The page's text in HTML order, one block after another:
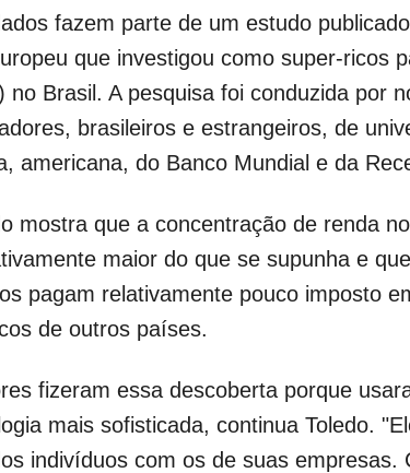
fazem parte de um estudo
que investigou como super-ricos
no Brasil. A pesquisa foi conduzida por
brasileiros e estrangeiros, de
americana, do Banco Mundial e da
mostra que a concentração de renda
maior do que se supunha e
pagam relativamente pouco imposto
de outros países.
fizeram essa descoberta porque
mais sofisticada, continua Toledo.
indivíduos com os de suas empresas.